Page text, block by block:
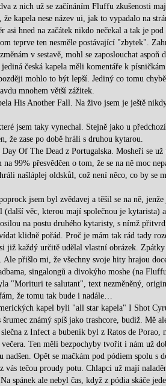
z nich už se začínáním Fluffu zkušenosti
kapela nese název ui, jak to vypadalo na
hned na začátek nikdo nečekal a tak je
teprve ten nesměle postávající "zbytek".
v sestavě, mohl se zaposlouchat
česká kapela měli komentáře k
mohlo to být lepší. Jediný co tomu
mnohem větší zážitek.
His Another Fall. Na živo jsem je ještě
jsem taky vynechal. Stejně jako u
že zase po době hráli s druhou kytarou.
Of The Dead z Portugalska. Mosheři se
99% přesvědčen o tom, že se na ně moc
našláplej oldskůl, což není něco, co by se
jsem byl zvědavej a těšil se na ně,
(další věc, kterou mají společnou je
na postu druhého kytaristy, s nímž
klidně pořád. Proč je mám tak rád tady
již každý určitě udělal vlastní obrázek.
Ale přišlo mi, že všechny svoje hity hrajou
singalongů a divokýho moshe (na
"Morituri te salutant", text nezměněný,
že tomu tak bude i nadále…
kapel byli "all star kapela" I Shot
známý spíš jako trashcore, budiž. Mě
z Infect a bubeník byl z Ratos de Porao,
Ten měli bezpochyby tvořit i nám už
Opět se mačkám pod pódiem spolu
vás tečou proudy potu. Chlapci už mají
spánek ale nebyl čas, když z pódia skáče